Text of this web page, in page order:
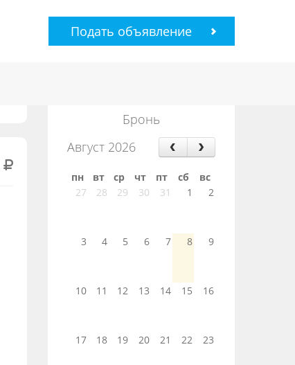
Подать объявление
Бронь
Август 2026
пн вт ср чт пт сб
вс
27
28 29 30 31 1 2
3 4 5 6 7 8 9
10 11 12 13 14 15 16
17 18 19 20 21 22 23